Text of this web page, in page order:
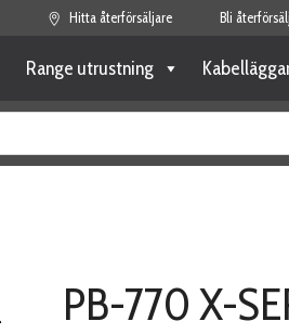
Hitta återförsäljare Bli
Range utrustning
PB-770 X-